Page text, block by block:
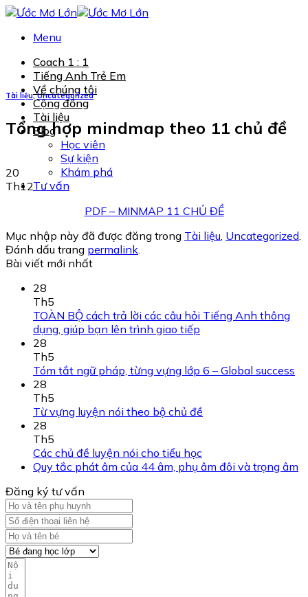
Chuyển
Menu
Coach 1 : 1
Tiếng Anh Trẻ Em
Về chúng tôi
Cộng đồng
Tài liệu
Blog
Học viên
Sự kiện
Khám phá
Tư vấn
Tài liệu,Uncategorized
Tổng hợp mindmap theo 11 chủ đề
20
Th12
PDF – MINMAP 11 CHỦ ĐỀ
Mục nhập này đã được đăng trong Tài liệu Uncategorized
Đánh dấu trang permalink
Bài viết mới nhất
28
Th5
TOÀN BỘ cách trả lời các câu hỏi Tiếng Anh thông
dụng, giúp bạn lên trình giao tiếp
28
Th5
Tóm tắt ngữ pháp, từng vựng lớp 6 – Global success
28
Th5
Từ vựng luyện nói theo bộ chủ đề
28
Th5
Các chủ đề luyện nói cho tiểu học
Quy tắc phát âm của 44 âm, phụ âm đôi và trọng âm
Đăng ký tư vấn